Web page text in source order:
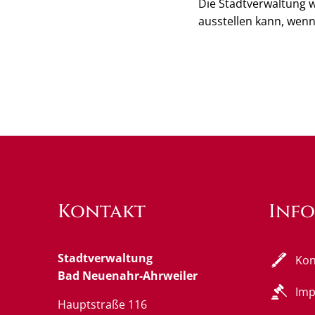
Die Stadtverwaltung
ausstellen kann,
Kontakt
Stadtverwaltung
Bad Neuenahr-Ahrweiler
Hauptstraße 116